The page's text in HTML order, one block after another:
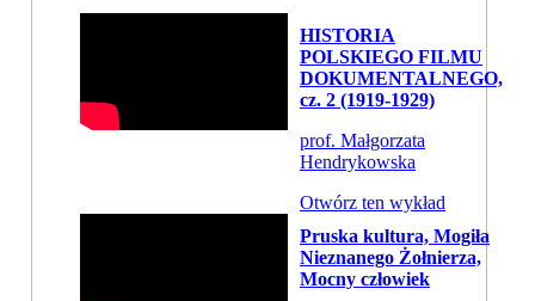
HISTORIA
POLSKIEGO FILMU
DOKUMENTALNEGO,
cz. 2 (1919-1929)
prof. Małgorzata
Hendrykowska
Otwórz ten wykład
Pruska kultura, Mogiła
Nieznanego Żołnierza,
Mocny człowiek